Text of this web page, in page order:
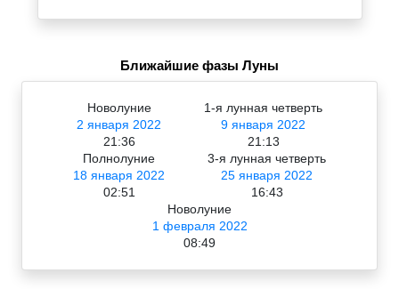
Ближайшие фазы Луны
Новолуние
2 января 2022
21:36
1-я лунная четверть
9 января 2022
21:13
Полнолуние
18 января 2022
02:51
3-я лунная четверть
25 января 2022
16:43
Новолуние
1 февраля 2022
08:49